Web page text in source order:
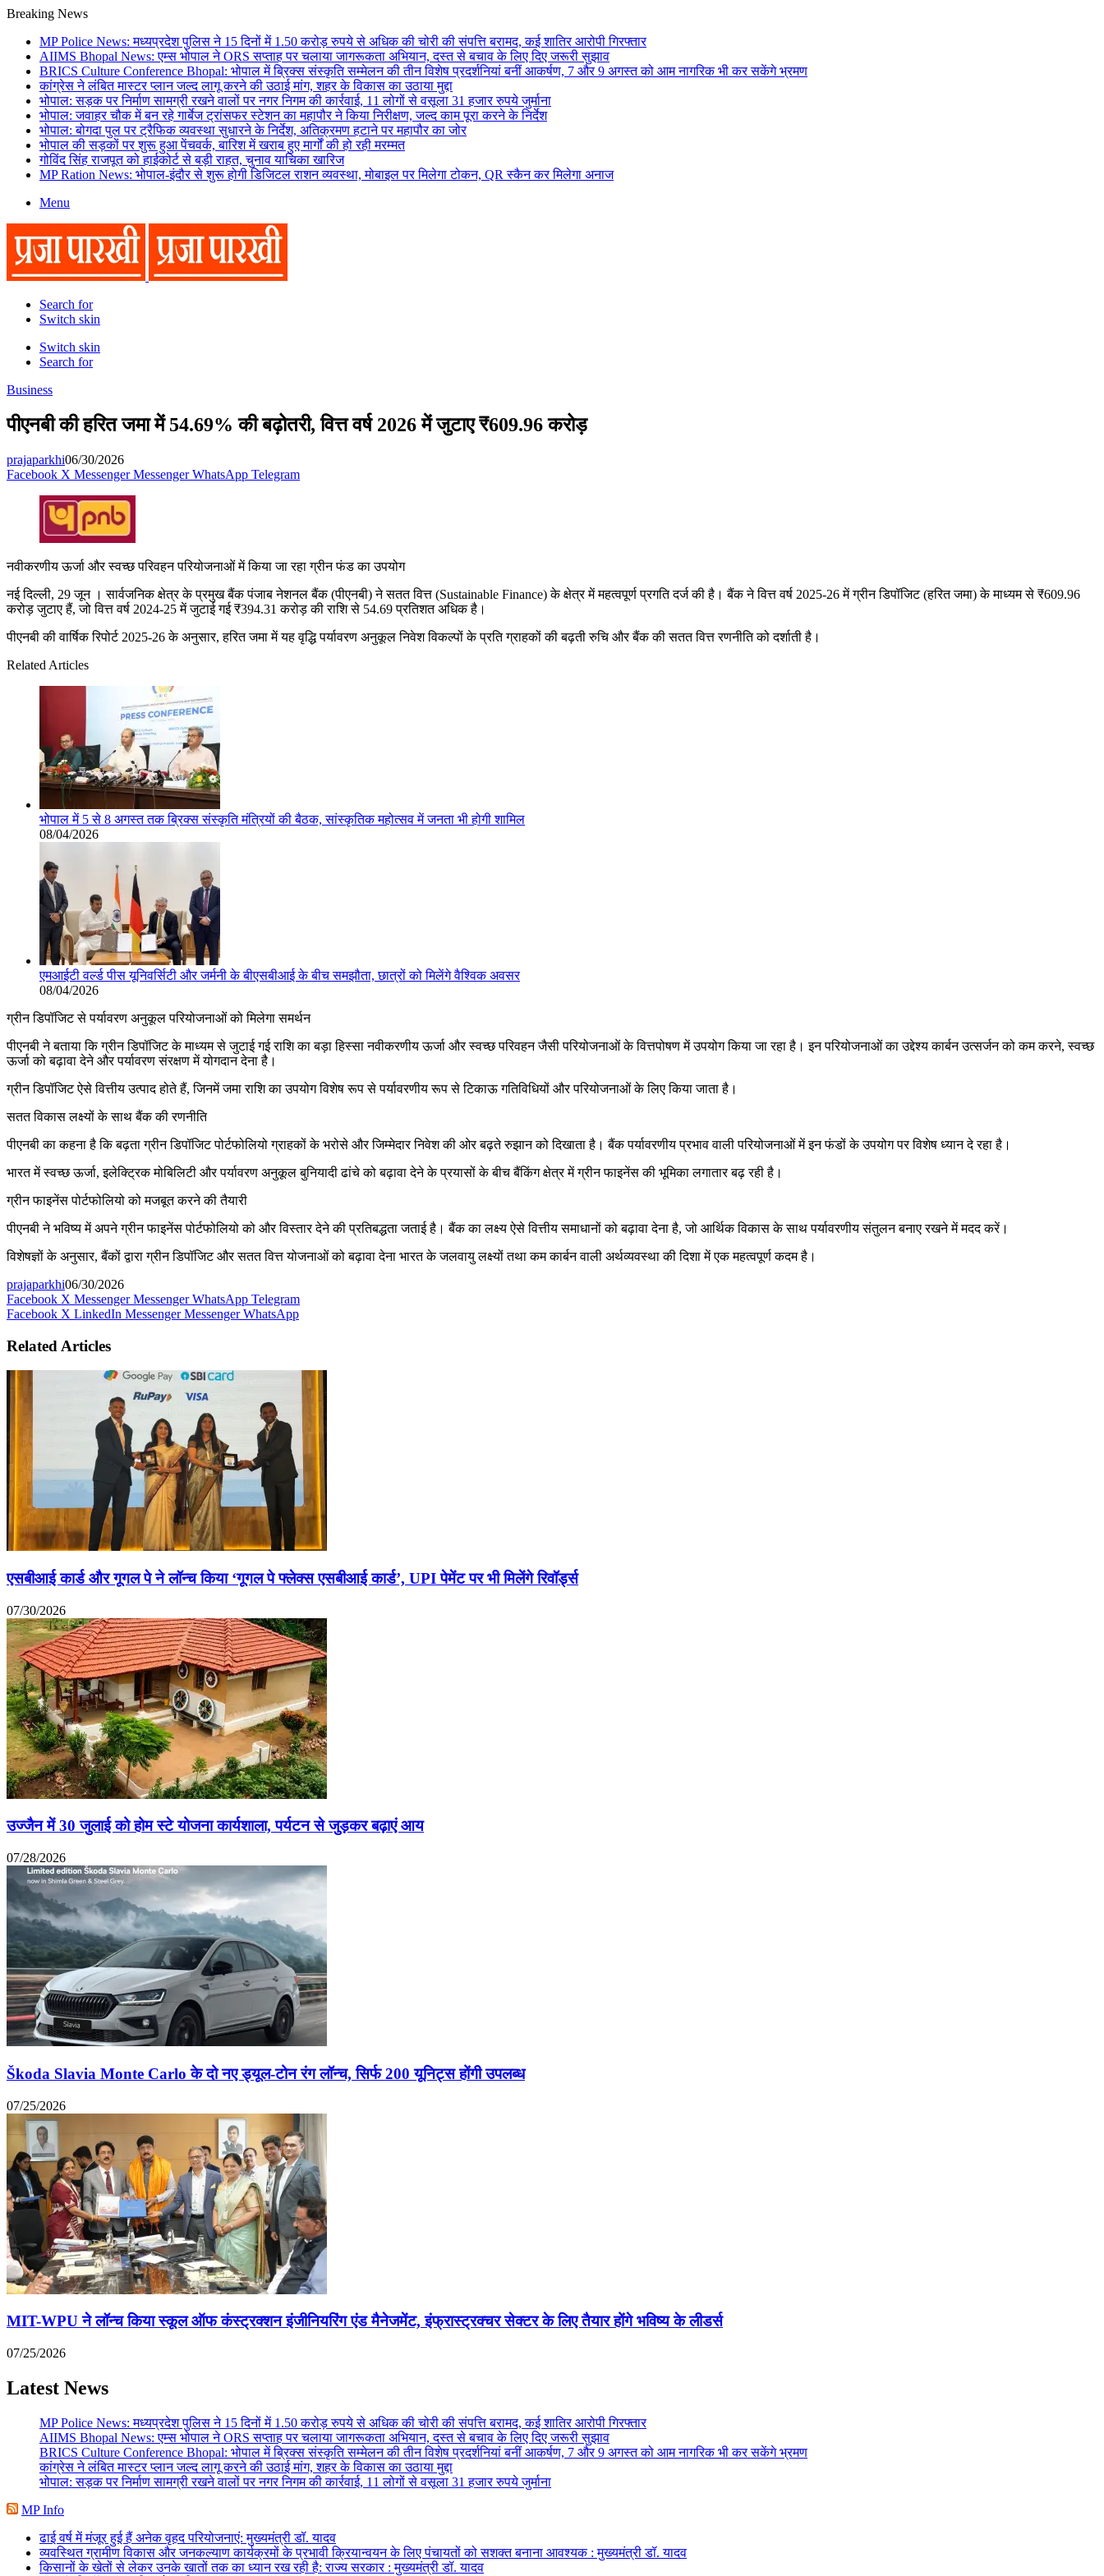
Breaking News
MP Police News: मध्यप्रदेश पुलिस ने 15 दिनों में 1.50 करोड़ रुपये से अधिक की चोरी की संपत्ति बरामद, कई शातिर आरोपी गिरफ्तार
AIIMS Bhopal News: एम्स भोपाल ने ORS सप्ताह पर चलाया जागरूकता अभियान, दस्त से बचाव के लिए दिए जरूरी सुझाव
BRICS Culture Conference Bhopal: भोपाल में ब्रिक्स संस्कृति सम्मेलन की तीन विशेष प्रदर्शनियां बनीं आकर्षण, 7 और 9 अगस्त को आम नागरिक भी कर सकेंगे भ्रमण
कांग्रेस ने लंबित मास्टर प्लान जल्द लागू करने की उठाई मांग, शहर के विकास का उठाया मुद्दा
भोपाल: सड़क पर निर्माण सामग्री रखने वालों पर नगर निगम की कार्रवाई, 11 लोगों से वसूला 31 हजार रुपये जुर्माना
भोपाल: जवाहर चौक में बन रहे गार्बेज ट्रांसफर स्टेशन का महापौर ने किया निरीक्षण, जल्द काम पूरा करने के निर्देश
भोपाल: बोगदा पुल पर ट्रैफिक व्यवस्था सुधारने के निर्देश, अतिक्रमण हटाने पर महापौर का जोर
भोपाल की सड़कों पर शुरू हुआ पेंचवर्क, बारिश में खराब हुए मार्गों की हो रही मरम्मत
गोविंद सिंह राजपूत को हाईकोर्ट से बड़ी राहत, चुनाव याचिका खारिज
MP Ration News: भोपाल-इंदौर से शुरू होगी डिजिटल राशन व्यवस्था, मोबाइल पर मिलेगा टोकन, QR स्कैन कर मिलेगा अनाज
Menu
Search for
Switch skin
Switch skin
Search for
Business
पीएनबी की हरित जमा में 54.69% की बढ़ोतरी, वित्त वर्ष 2026 में जुटाए ₹609.96 करोड़
prajaparkhi06/30/2026
Facebook X Messenger Messenger WhatsApp Telegram
नवीकरणीय ऊर्जा और स्वच्छ परिवहन परियोजनाओं में किया जा रहा ग्रीन फंड का उपयोग
नई दिल्ली, 29 जून । सार्वजनिक क्षेत्र के प्रमुख बैंक पंजाब नेशनल बैंक (पीएनबी) ने सतत वित्त (Sustainable Finance) के क्षेत्र में महत्वपूर्ण प्रगति दर्ज की है। बैंक ने वित्त वर्ष 2025-26 में ग्रीन डिपॉजिट (हरित जमा) के माध्यम से ₹609.96
करोड़ जुटाए हैं, जो वित्त वर्ष 2024-25 में जुटाई गई ₹394.31 करोड़ की राशि से 54.69 प्रतिशत अधिक है।
पीएनबी की वार्षिक रिपोर्ट 2025-26 के अनुसार, हरित जमा में यह वृद्धि पर्यावरण अनुकूल निवेश विकल्पों के प्रति ग्राहकों की बढ़ती रुचि और बैंक की सतत वित्त रणनीति को दर्शाती है।
Related Articles
भोपाल में 5 से 8 अगस्त तक ब्रिक्स संस्कृति मंत्रियों की बैठक, सांस्कृतिक महोत्सव में जनता भी होगी शामिल
08/04/2026
एमआईटी वर्ल्ड पीस यूनिवर्सिटी और जर्मनी के बीएसबीआई के बीच समझौता, छात्रों को मिलेंगे वैश्विक अवसर
08/04/2026
ग्रीन डिपॉजिट से पर्यावरण अनुकूल परियोजनाओं को मिलेगा समर्थन
पीएनबी ने बताया कि ग्रीन डिपॉजिट के माध्यम से जुटाई गई राशि का बड़ा हिस्सा नवीकरणीय ऊर्जा और स्वच्छ परिवहन जैसी परियोजनाओं के वित्तपोषण में उपयोग किया जा रहा है। इन परियोजनाओं का उद्देश्य कार्बन उत्सर्जन को कम करने, स्वच्छ
ऊर्जा को बढ़ावा देने और पर्यावरण संरक्षण में योगदान देना है।
ग्रीन डिपॉजिट ऐसे वित्तीय उत्पाद होते हैं, जिनमें जमा राशि का उपयोग विशेष रूप से पर्यावरणीय रूप से टिकाऊ गतिविधियों और परियोजनाओं के लिए किया जाता है।
सतत विकास लक्ष्यों के साथ बैंक की रणनीति
पीएनबी का कहना है कि बढ़ता ग्रीन डिपॉजिट पोर्टफोलियो ग्राहकों के भरोसे और जिम्मेदार निवेश की ओर बढ़ते रुझान को दिखाता है। बैंक पर्यावरणीय प्रभाव वाली परियोजनाओं में इन फंडों के उपयोग पर विशेष ध्यान दे रहा है।
भारत में स्वच्छ ऊर्जा, इलेक्ट्रिक मोबिलिटी और पर्यावरण अनुकूल बुनियादी ढांचे को बढ़ावा देने के प्रयासों के बीच बैंकिंग क्षेत्र में ग्रीन फाइनेंस की भूमिका लगातार बढ़ रही है।
ग्रीन फाइनेंस पोर्टफोलियो को मजबूत करने की तैयारी
पीएनबी ने भविष्य में अपने ग्रीन फाइनेंस पोर्टफोलियो को और विस्तार देने की प्रतिबद्धता जताई है। बैंक का लक्ष्य ऐसे वित्तीय समाधानों को बढ़ावा देना है, जो आर्थिक विकास के साथ पर्यावरणीय संतुलन बनाए रखने में मदद करें।
विशेषज्ञों के अनुसार, बैंकों द्वारा ग्रीन डिपॉजिट और सतत वित्त योजनाओं को बढ़ावा देना भारत के जलवायु लक्ष्यों तथा कम कार्बन वाली अर्थव्यवस्था की दिशा में एक महत्वपूर्ण कदम है।
prajaparkhi06/30/2026
Facebook X Messenger Messenger WhatsApp Telegram
Facebook X LinkedIn Messenger Messenger WhatsApp
Related Articles
एसबीआई कार्ड और गूगल पे ने लॉन्च किया ‘गूगल पे फ्लेक्स एसबीआई कार्ड’, UPI पेमेंट पर भी मिलेंगे रिवॉर्ड्स
07/30/2026
उज्जैन में 30 जुलाई को होम स्टे योजना कार्यशाला, पर्यटन से जुड़कर बढ़ाएं आय
07/28/2026
Škoda Slavia Monte Carlo के दो नए ड्यूल-टोन रंग लॉन्च, सिर्फ 200 यूनिट्स होंगी उपलब्ध
07/25/2026
MIT-WPU ने लॉन्च किया स्कूल ऑफ कंस्ट्रक्शन इंजीनियरिंग एंड मैनेजमेंट, इंफ्रास्ट्रक्चर सेक्टर के लिए तैयार होंगे भविष्य के लीडर्स
07/25/2026
Latest News
MP Police News: मध्यप्रदेश पुलिस ने 15 दिनों में 1.50 करोड़ रुपये से अधिक की चोरी की संपत्ति बरामद, कई शातिर आरोपी गिरफ्तार
AIIMS Bhopal News: एम्स भोपाल ने ORS सप्ताह पर चलाया जागरूकता अभियान, दस्त से बचाव के लिए दिए जरूरी सुझाव
BRICS Culture Conference Bhopal: भोपाल में ब्रिक्स संस्कृति सम्मेलन की तीन विशेष प्रदर्शनियां बनीं आकर्षण, 7 और 9 अगस्त को आम नागरिक भी कर सकेंगे भ्रमण
कांग्रेस ने लंबित मास्टर प्लान जल्द लागू करने की उठाई मांग, शहर के विकास का उठाया मुद्दा
भोपाल: सड़क पर निर्माण सामग्री रखने वालों पर नगर निगम की कार्रवाई, 11 लोगों से वसूला 31 हजार रुपये जुर्माना
MP Info
ढाई वर्ष में मंजूर हुई हैं अनेक वृहद परियोजनाएं: मुख्यमंत्री डॉ. यादव
व्यवस्थित ग्रामीण विकास और जनकल्याण कार्यक्रमों के प्रभावी क्रियान्वयन के लिए पंचायतों को सशक्त बनाना आवश्यक : मुख्यमंत्री डॉ. यादव
किसानों के खेतों से लेकर उनके खातों तक का ध्यान रख रही है: राज्य सरकार : मुख्यमंत्री डॉ. यादव